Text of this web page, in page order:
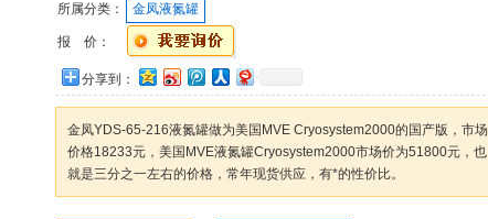
所属分类：
金凤液氮罐
报 价：
分享到：
金凤YDS-65-216液氮罐做为美国MVE Cryosystem2000的国产版，市场
价格18233元，美国MVE液氮罐Cryosystem2000市场价为51800元，也
就是三分之一左右的价格，常年现货供应，有*的性价比。